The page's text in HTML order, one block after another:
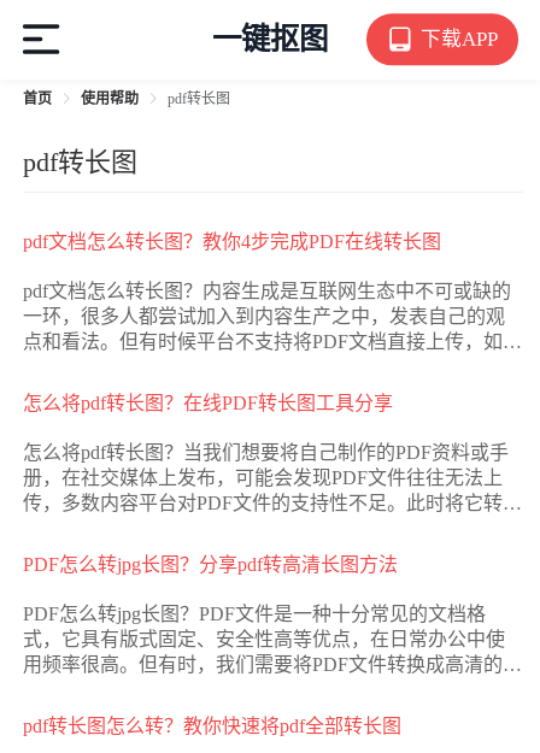
一键抠图 下载APP
首页 使用帮助 pdf转长图
pdf转长图
pdf文档怎么转长图？教你4步完成PDF在线转长图
pdf文档怎么转长图？内容生成是互联网生态中不可或缺的
一环，很多人都尝试加入到内容生产之中，发表自己的观
点和看法。但有时候平台不支持将PDF文档直接上传，如果
试试直接将PDF转长图，免去了编辑的困扰，也可以顺利完
成上传。接下来的内容，就将围绕PDF文档转长图，介绍详
细的方法步骤，一起来看看吧。
怎么将pdf转长图？在线PDF转长图工具分享
怎么将pdf转长图？当我们想要将自己制作的PDF资料或手
册，在社交媒体上发布，可能会发现PDF文件往往无法上
传，多数内容平台对PDF文件的支持性不足。此时将它转换
方便地保存到相册中。那么接下来的内容，就将分享一款
支持PDF转长图的在线工具，小伙伴们可以尝试使用它帮助
自己完成转换。
PDF怎么转jpg长图？分享pdf转高清长图方法
PDF怎么转jpg长图？PDF文件是一种十分常见的文档格
式，它具有版式固定、安全性高等优点，在日常办公中使
用频率很高。但有时，我们需要将PDF文件转换成高清的
的需求，那么本篇文章将分享一款实用的PDF转长图工具，
使用它即可轻松将PDF文件转换为长图，一起来了解一下
pdf转长图怎么转？教你快速将pdf全部转长图